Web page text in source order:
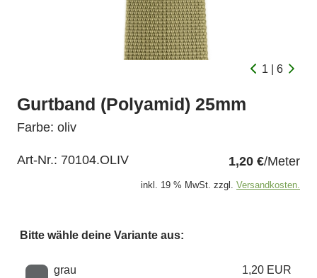
1 | 6
Gurtband (Polyamid) 25mm
Farbe: oliv
Art-Nr.: 70104.OLIV 1,20 €/Meter
inkl. 19 % MwSt. zzgl. Versandkosten.
Bitte wähle deine Variante aus:
Wähle eine Farbe
grau 1,20 EUR